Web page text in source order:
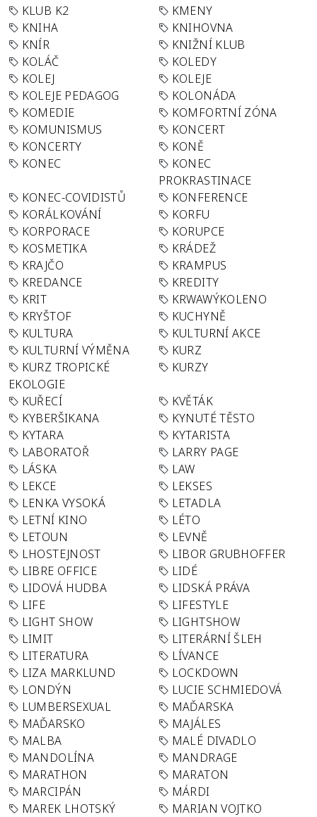
KLUB K2
KMENY
KNIHA
KNIHOVNA
KNÍR
KNIŽNÍ KLUB
KOLÁČ
KOLEDY
KOLEJ
KOLEJE
KOLEJE PEDAGOG
KOLONÁDA
KOMEDIE
KOMFORTNÍ ZÓNA
KOMUNISMUS
KONCERT
KONCERTY
KONĚ
KONEC
KONEC
PROKRASTINACE
KONEC-COVIDISTŮ
KONFERENCE
KORÁLKOVÁNÍ
KORFU
KORPORACE
KORUPCE
KOSMETIKA
KRÁDEŽ
KRAJČO
KRAMPUS
KREDANCE
KREDITY
KRIT
KRWAWÝKOLENO
KRYŠTOF
KUCHYNĚ
KULTURA
KULTURNÍ AKCE
KULTURNÍ VÝMĚNA
KURZ
KURZ TROPICKÉ
EKOLOGIE
KURZY
KUŘECÍ
KVĚTÁK
KYBERŠIKANA
KYNUTÉ TĚSTO
KYTARA
KYTARISTA
LABORATOŘ
LARRY PAGE
LÁSKA
LAW
LEKCE
LEKSES
LENKA VYSOKÁ
LETADLA
LETNÍ KINO
LÉTO
LETOUN
LEVNĚ
LHOSTEJNOST
LIBOR GRUBHOFFER
LIBRE OFFICE
LIDÉ
LIDOVÁ HUDBA
LIDSKÁ PRÁVA
LIFE
LIFESTYLE
LIGHT SHOW
LIGHTSHOW
LIMIT
LITERÁRNÍ ŠLEH
LITERATURA
LÍVANCE
LIZA MARKLUND
LOCKDOWN
LONDÝN
LUCIE SCHMIEDOVÁ
LUMBERSEXUAL
MAĎARSKA
MAĎARSKO
MAJÁLES
MALBA
MALÉ DIVADLO
MANDOLÍNA
MANDRAGE
MARATHON
MARATON
MARCIPÁN
MÁRDI
MAREK LHOTSKÝ
MARIAN VOJTKO